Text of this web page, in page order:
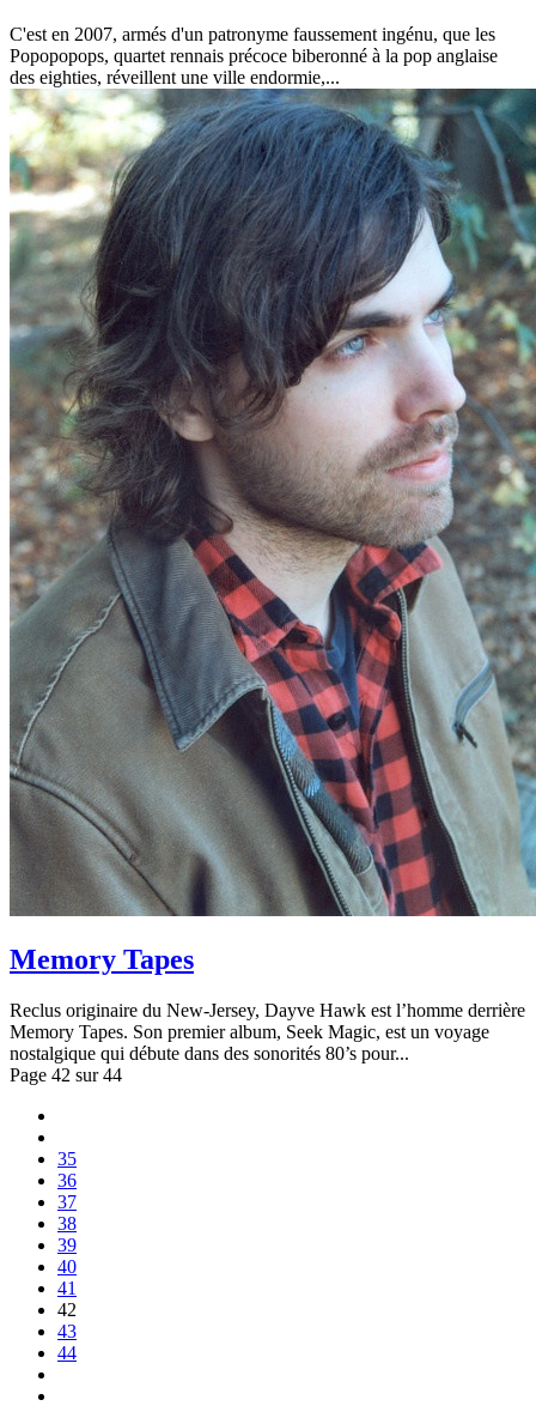
C'est en 2007, armés d'un patronyme faussement ingénu, que les
Popopopops, quartet rennais précoce biberonné à la pop anglaise
des eighties, réveillent une ville endormie,...
Memory Tapes
Reclus originaire du New-Jersey, Dayve Hawk est l’homme derrière
Memory Tapes. Son premier album, Seek Magic, est un voyage
nostalgique qui débute dans des sonorités 80’s pour...
Page 42 sur 44
35
36
37
38
39
40
41
42
43
44